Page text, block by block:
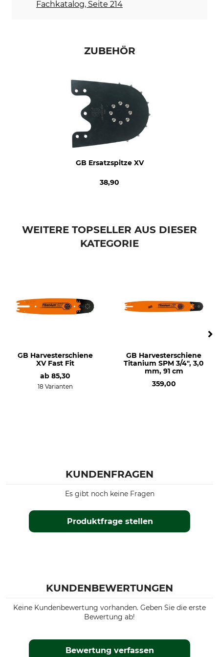
Treibglieder
Schienenaufnahme
Fachkatalog, Seite 214
ZUBEHÖR
GB Ersatzspitze XV
38,90
WEITERE TOPSELLER AUS DIESER
KATEGORIE
GB Harvesterschiene
XV Fast Fit
ab 85,30
18 Varianten
GB Harvesterschiene
Titanium SPM 3/4", 3,0
mm, 91 cm
359,00
KUNDENFRAGEN
Produktfrage stellen
Es gibt noch keine Fragen
KUNDENBEWERTUNGEN
Keine Kundenbewertung vorhanden. Geben Sie die erste
Bewertung ab!
Bewertung verfassen